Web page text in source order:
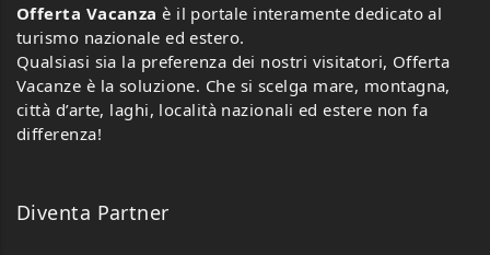
Offerta Vacanza è il portale interamente dedicato al
turismo nazionale ed estero.
Qualsiasi sia la preferenza dei nostri visitatori, Offerta
Vacanze è la soluzione. Che si scelga mare, montagna,
città d’arte, laghi, località nazionali ed estere non fa
differenza!
Diventa Partner